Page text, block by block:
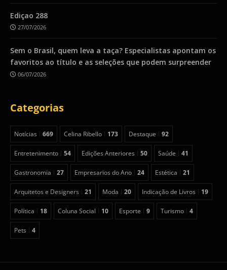
Ediçao 288
27/07/2026
Sem o Brasil, quem leva a taça? Especialistas apontam os
favoritos ao título e as seleções que podem surpreender
06/07/2026
Categorias
Notícias 669 Celina Ribello 173 Destaque 92
Entretenimento 54 Edições Anteriores 50 Saúde 41
Gastronomia 27 Empresarios do Ano 24 Estética 21
Arquitetos e Designers 21 Moda 20 Indicação de Livros 19
Política 18 Coluna Social 10 Esporte 9 Turismo 4
Pets 4